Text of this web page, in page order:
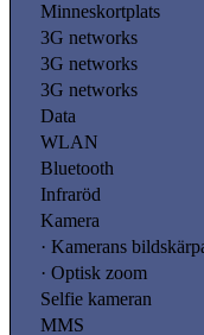
Minneskortplats
3G networks
3G networks
3G networks
Data
WLAN
Bluetooth
Infraröd
Kamera
· Kamerans
· Optisk zoom
Selfie kameran
MMS